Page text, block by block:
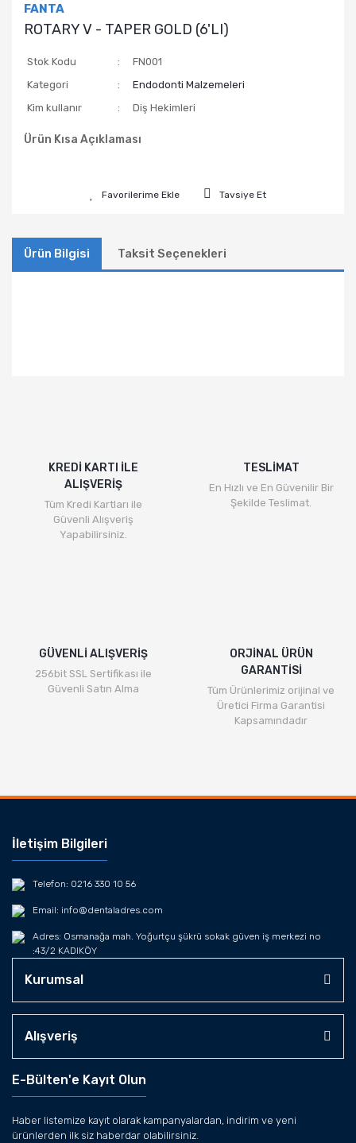
FANTA
ROTARY V - TAPER GOLD (6'LI)
Stok Kodu
FN001
Kategori
Endodonti Malzemeleri
Kim kullanır
Diş Hekimleri
Ürün Kısa Açıklaması
Tavsiye Et
Ürün Bilgisi Taksit Seçenekleri
KREDİ KARTI İLE
ALIŞVERİŞ
Tüm Kredi Kartları ile
Güvenli Alışveriş
Yapabilirsiniz.
TESLİMAT
En Hızlı ve En Güvenilir Bir
Şekilde Teslimat.
GÜVENLİ ALIŞVERİŞ
256bit SSL Sertifikası ile
Güvenli Satın Alma
ORJİNAL ÜRÜN
GARANTİSİ
Tüm Ürünlerimiz orijinal ve
Üretici Firma Garantisi
Kapsamındadır
İletişim Bilgileri
Telefon: 0216 330 10 56
Email: info@dentaladres.com
Adres: Osmanağa mah. Yoğurtçu şükrü sokak güven iş merkezi no
:43/2 KADIKÖY
Kurumsal
Alışveriş
E-Bülten'e Kayıt Olun
Haber listemize kayıt olarak kampanyalardan, indirim ve yeni
ürünlerden ilk siz haberdar olabilirsiniz.